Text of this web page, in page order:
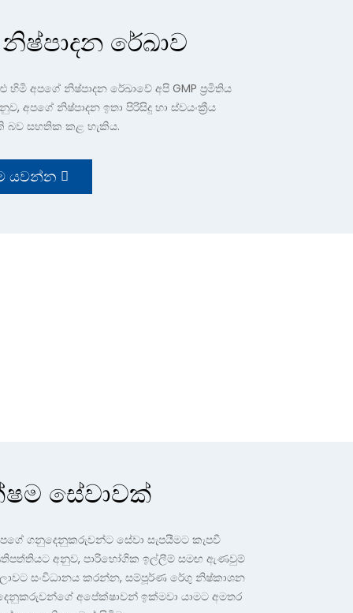
රේඛාව
හිමි අපගේ නිෂ්පාදන රේඛාවේ අපි GMP ප්‍රමිතිය
අපගේ නිෂ්පාදන ඉතා පිරිසිදු හා ස්වයංක්‍රීය
බව සහතික කළ හැකිය.
යවන්න
සේවාවක්
ගනුදෙනුකරුවන්ට සේවා සැපයීමට කැපවී
අනුව, පාරිභෝගික ඉල්ලීම් සමඟ ඇණවුම්
සංවිධානය කරන්න, සම්පූර්ණ රේගු නිෂ්කාශන
අපේක්ෂාවන් ඉක්මවා යාමට අමතර